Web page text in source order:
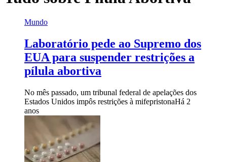
Mundo
Laboratório pede ao Supremo dos
EUA para suspender restrições a
pílula abortiva
No mês passado, um tribunal federal de apelações dos
Estados Unidos impôs restrições à mifepristonaHá 2
anos